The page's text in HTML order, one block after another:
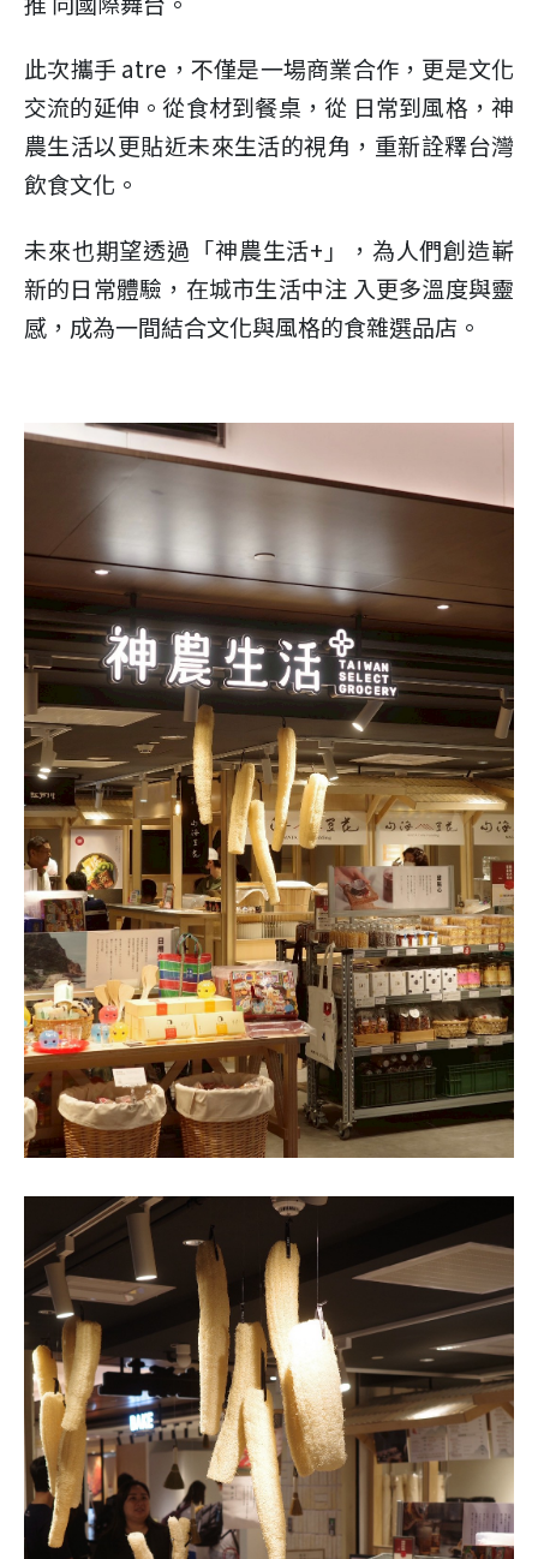
此次攜手 atre，不僅是一場商業合作，更是文化
交流的延伸。從食材到餐桌，從 日常到風格，神
農生活以更貼近未來生活的視角，重新詮釋台灣
飲食文化。
未來也期望透過「神農生活+」，為人們創造嶄
新的日常體驗，在城市生活中注 入更多溫度與靈
感，成為一間結合文化與風格的食雜選品店。